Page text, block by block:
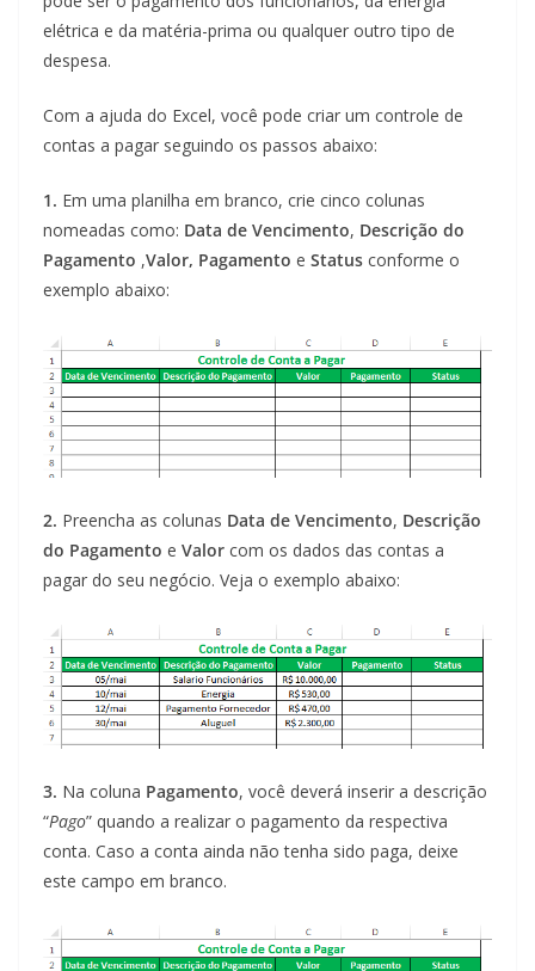
elétrica e da matéria-prima ou qualquer outro tipo de
despesa.
Com a ajuda do Excel, você pode criar um controle de
contas a pagar seguindo os passos abaixo:
1. Em uma planilha em branco, crie cinco colunas
nomeadas como: Data de Vencimento, Descrição do
Pagamento ,Valor, Pagamento e Status conforme o
exemplo abaixo:
2. Preencha as colunas Data de Vencimento, Descrição
do Pagamento e Valor com os dados das contas a
pagar do seu negócio. Veja o exemplo abaixo:
3. Na coluna Pagamento, você deverá inserir a descrição
“Pago” quando a realizar o pagamento da respectiva
conta. Caso a conta ainda não tenha sido paga, deixe
este campo em branco.